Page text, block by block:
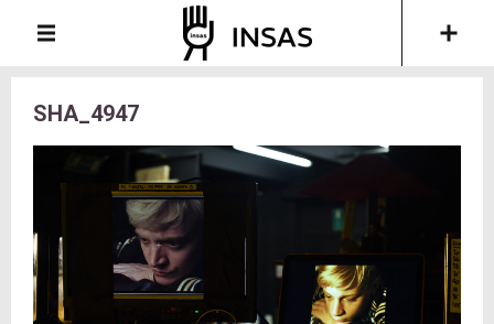
SHA_4947